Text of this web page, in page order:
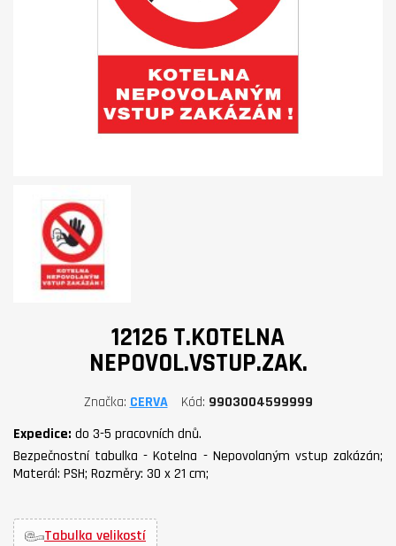
12126 T.KOTELNA
NEPOVOL.VSTUP.ZAK.
Značka CERVA Kód 9903004599999
Expedice: do 3-5 pracovních dnů.
Bezpečnostní tabulka - Kotelna - Nepovolaným vstup zakázán;
Materál: PSH; Rozměry: 30 x 21 cm;
Tabulka velikostí